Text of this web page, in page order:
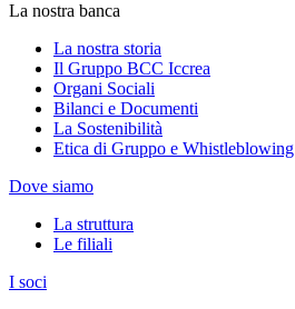
La nostra banca
La nostra storia
Il Gruppo BCC Iccrea
Organi Sociali
Bilanci e Documenti
La Sostenibilità
Etica di Gruppo e Whistleblowing
Dove siamo
La struttura
Le filiali
I soci